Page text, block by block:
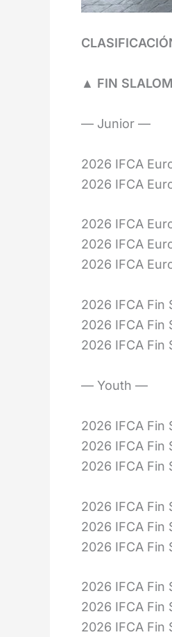
▲ FIN SLALOM
— Junior —
2026 IFCA
2026 IFCA
2026 IFCA
2026 IFCA
2026 IFCA
2026 IFCA Fin
2026 IFCA Fin
2026 IFCA Fin
— Youth —
2026 IFCA Fin
2026 IFCA Fin
2026 IFCA Fin
2026 IFCA Fin
2026 IFCA Fin
2026 IFCA Fin
2026 IFCA Fin
2026 IFCA Fin
2026 IFCA Fin